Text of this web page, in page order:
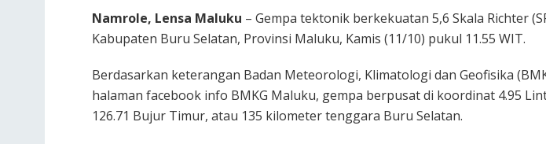
Namrole, Lensa Maluku – Gempa tektonik berkekuatan 5,6 Skala Richter
Kabupaten Buru Selatan, Provinsi Maluku, Kamis (11/10) pukul 11.55 WIT.
Berdasarkan keterangan Badan Meteorologi, Klimatologi dan Geofisika
halaman facebook info BMKG Maluku, gempa berpusat di koordinat 4.95
126.71 Bujur Timur, atau 135 kilometer tenggara Buru Selatan.